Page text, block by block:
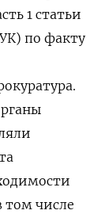
1 статьи
по факту
том числе